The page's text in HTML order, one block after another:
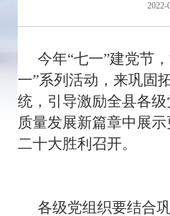
2022-
今年“七一”建党节
一”系列活动，来巩固
统，引导激励全县各
质量发展新篇章中展
二十大胜利召开。
各级党组织要结合